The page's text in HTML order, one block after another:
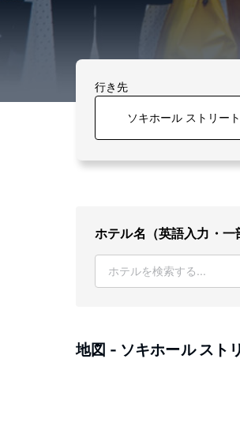
行き先
ホテル名（英語入力・一
地図 - ソキホール スト